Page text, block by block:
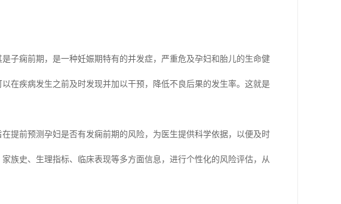
子痫前期，是一种妊娠期特有的并发症，严重危及孕妇和胎儿的生命健
在疾病发生之前及时发现并加以干预，降低不良后果的发生率。这就是
提前预测孕妇是否有发痫前期的风险，为医生提供科学依据，以便及时
族史、生理指标、临床表现等多方面信息，进行个性化的风险评估，从